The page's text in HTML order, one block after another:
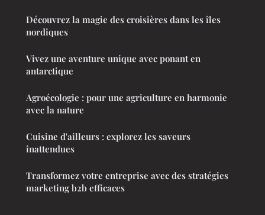
Découvrez la magie des croisières dans les îles
nordiques
Vivez une aventure unique avec ponant en
antarctique
Agroécologie : pour une agriculture en harmonie
avec la nature
Cuisine d'ailleurs : explorez les saveurs
inattendues
Transformez votre entreprise avec des stratégies
marketing b2b efficaces